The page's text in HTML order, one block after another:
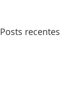
Posts recentes